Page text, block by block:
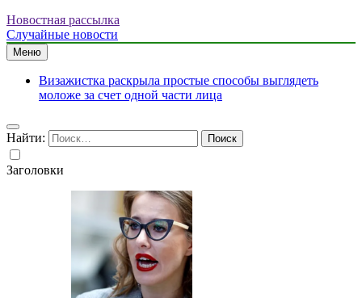
Новостная рассылка
Случайные новости
Меню
Визажистка раскрыла простые способы выглядеть
моложе за счет одной части лица
Найти:
Заголовки